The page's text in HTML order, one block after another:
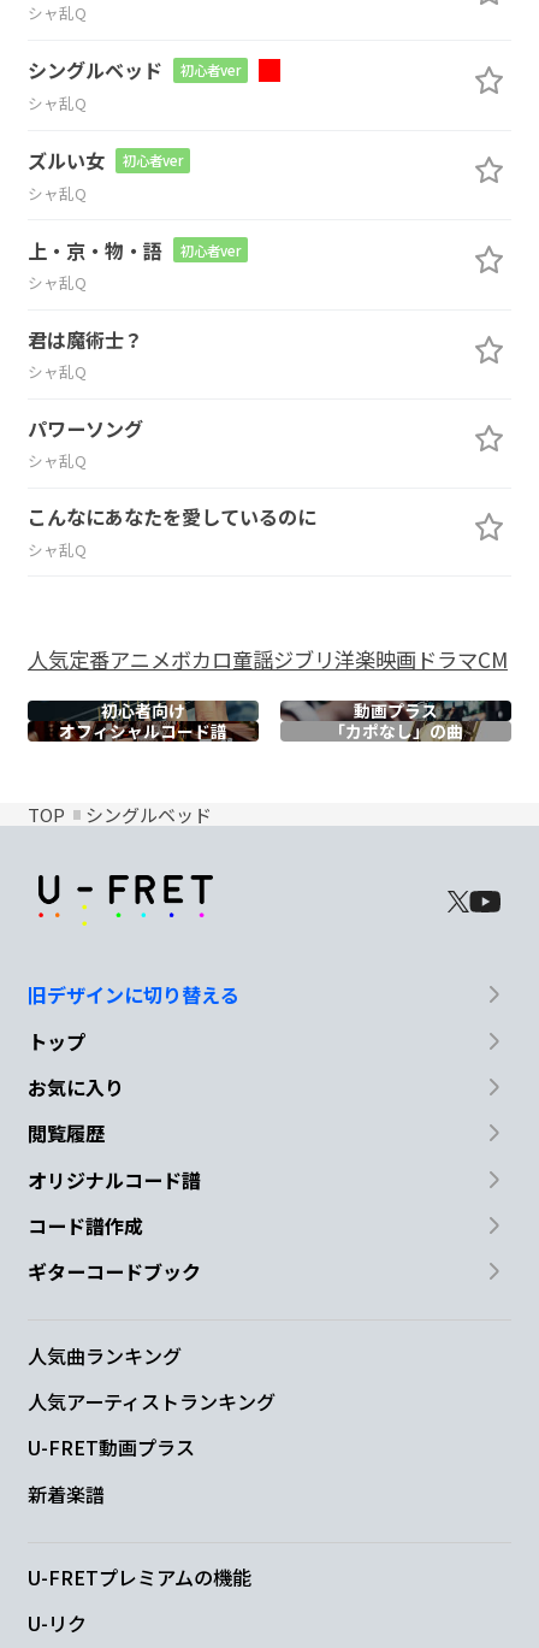
シャ乱Q
シングルベッド 初心者ver
シャ乱Q
ズルい女 初心者ver
シャ乱Q
上・京・物・語 初心者ver
シャ乱Q
君は魔術士？
シャ乱Q
パワーソング
シャ乱Q
こんなにあなたを愛しているのに
シャ乱Q
人気定番アニメボカロ童謡ジブリ洋楽映画ドラマCM
初心者向け
動画プラス
オフィシャルコード譜 「カポなし」の曲
TOP シングルベッド
旧デザインに切り替える
トップ
お気に入り
閲覧履歴
オリジナルコード譜
コード譜作成
ギターコードブック
人気曲ランキング
人気アーティストランキング
U-FRET動画プラス
新着楽譜
U-FRETプレミアムの機能
U-リク